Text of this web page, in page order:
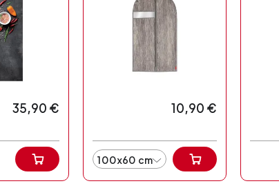
35,90 € 10,90 €
100x60 cm